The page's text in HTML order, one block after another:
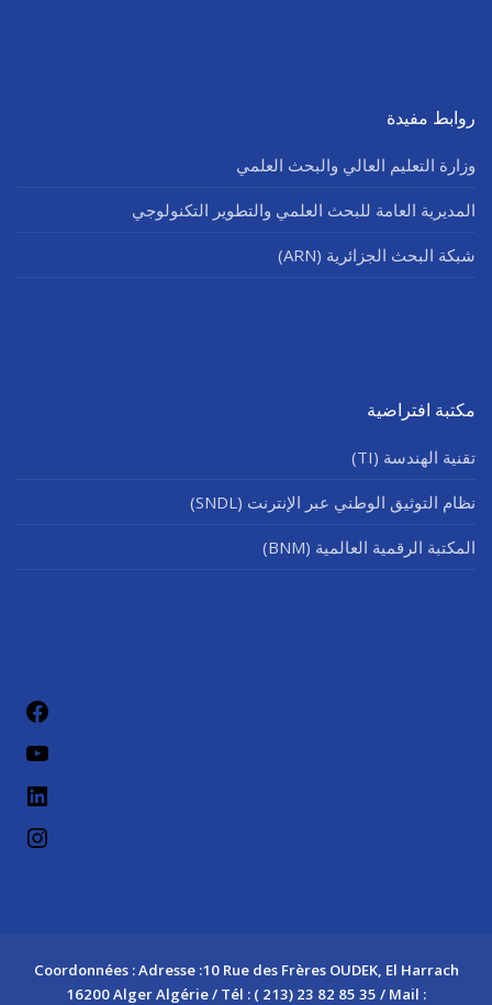
روابط مفيدة
وزارة التعليم العالي والبحث العلمي
المديرية العامة للبحث العلمي والتطوير التكنولوجي
شبكة البحث الجزائرية (ARN)
مكتبة افتراضية
تقنية الهندسة (TI)
نظام التوثيق الوطني عبر الإنترنت (SNDL)
المكتبة الرقمية العالمية (BNM)
لينكد إن
Coordonnées : Adresse :10 Rue des Frères OUDEK, El Harrach
16200 Alger Algérie / Tél : ( 213) 23 82 85 35 / Mail :